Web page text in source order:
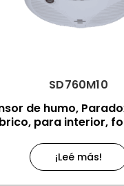
SD760M10
de humo,
para interior,
¡Leé más!